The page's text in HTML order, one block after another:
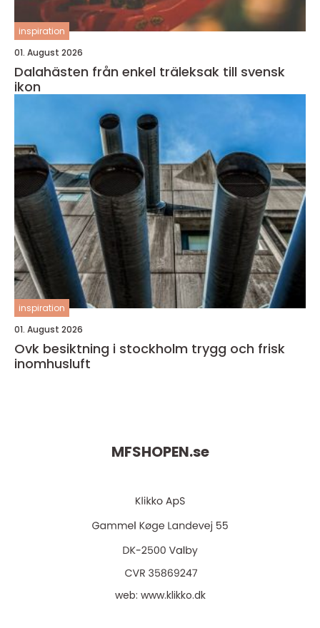
inspiration
01. August 2026
Dalahästen från enkel träleksak till svensk
ikon
inspiration
01. August 2026
Ovk besiktning i stockholm trygg och frisk
inomhusluft
MFSHOPEN.se
web: www.klikko.dk